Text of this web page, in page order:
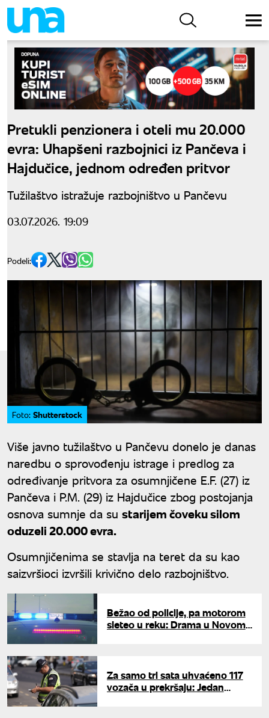
Pretukli penzionera i oteli mu 20.000
evra: Uhapšeni razbojnici iz Pančeva i
Hajdučice, jednom određen pritvor
Tužilaštvo istražuje razbojništvo u Pančevu
03.07.2026. 19:09
Podeli:
Foto: Shutterstock
Više javno tužilaštvo u Pančevu donelo je danas
naredbu o sprovođenju istrage i predlog za
određivanje pritvora za osumnjičene E.F. (27) iz
Pančeva i P.M. (29) iz Hajdučice zbog postojanja
osnova sumnje da su starijem čoveku silom
oduzeli 20.000 evra.
Osumnjičenima se stavlja na teret da su kao
saizvršioci izvršili krivično delo razbojništvo.
Bežao od policije, pa motorom
sleteo u reku: Drama u Novom
Za samo tri sata uhvaćeno 117
vozača u prekršaju: Jedan